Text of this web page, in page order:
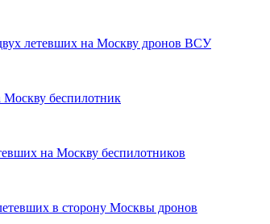
летевших на Москву дронов ВСУ
беспилотник
на Москву беспилотников
в сторону Москвы дронов